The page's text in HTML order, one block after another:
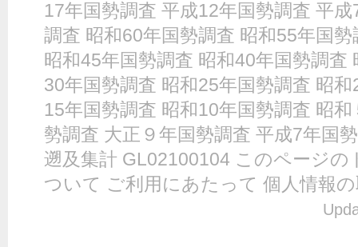
17年国勢調査 平成12年国勢調査 平
調査 昭和60年国勢調査 昭和55年国
昭和45年国勢調査 昭和40年国勢調査
30年国勢調査 昭和25年国勢調査 昭
15年国勢調査 昭和10年国勢調査 昭
勢調査 大正９年国勢調査 平成7年
遡及集計 GL02100104 このページ
ついて ご利用にあたって 個人情報